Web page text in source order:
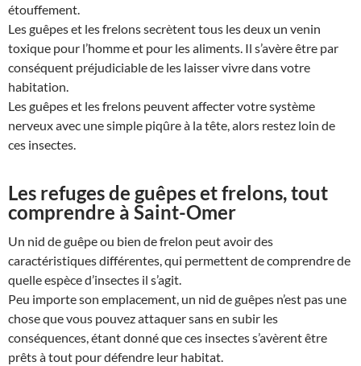
étouffement.
Les guêpes et les frelons secrètent tous les deux un venin
toxique pour l’homme et pour les aliments. Il s’avère être par
conséquent préjudiciable de les laisser vivre dans votre
habitation.
Les guêpes et les frelons peuvent affecter votre système
nerveux avec une simple piqûre à la tête, alors restez loin de
ces insectes.
Les refuges de guêpes et frelons, tout
comprendre à Saint-Omer
Un nid de guêpe ou bien de frelon peut avoir des
caractéristiques différentes, qui permettent de comprendre de
quelle espèce d’insectes il s’agit.
Peu importe son emplacement, un nid de guêpes n’est pas une
chose que vous pouvez attaquer sans en subir les
conséquences, étant donné que ces insectes s’avèrent être
prêts à tout pour défendre leur habitat.